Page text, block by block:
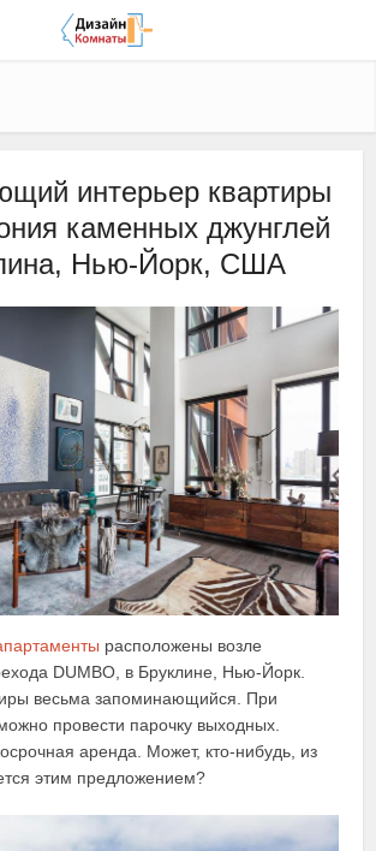
интерьер квартиры
каменных джунглей
Нью-Йорк, США
расположены возле
DUMBO, в Бруклине, Нью-Йорк.
весьма запоминающийся. При
провести парочку выходных.
аренда. Может, кто-нибудь, из
этим предложением?